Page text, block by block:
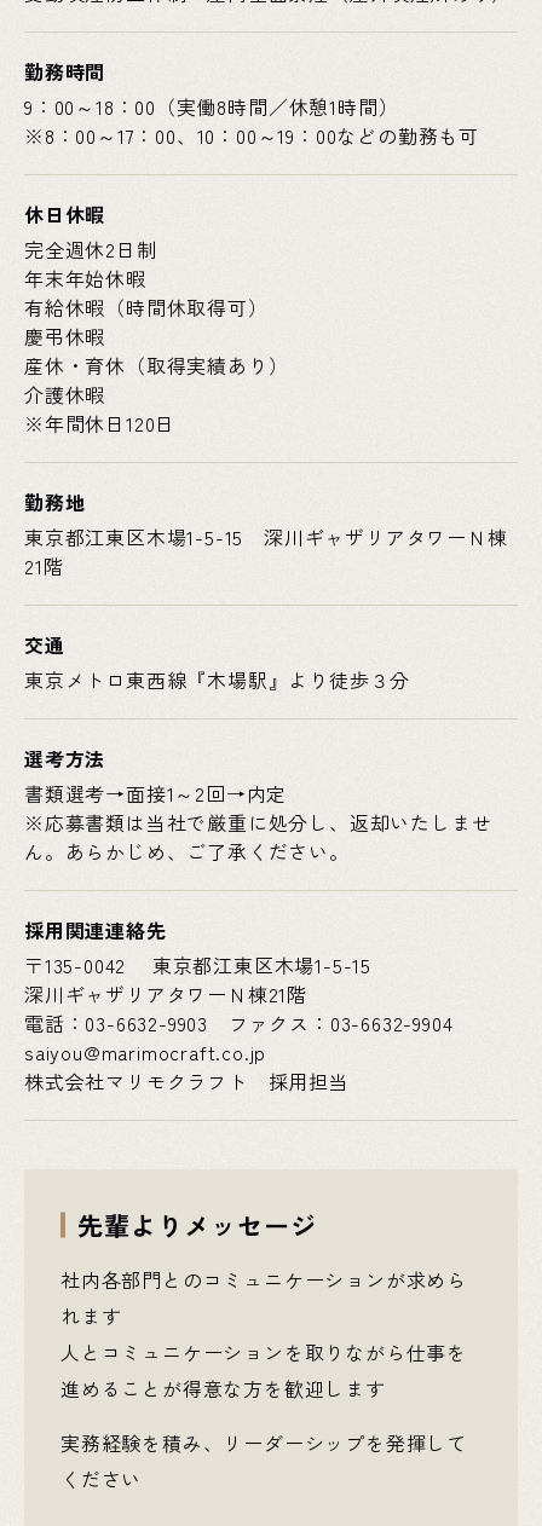
勤務時間
9：00～18：00（実働8時間／休憩1時間）
※8：00～17：00、10：00～19：00などの勤務も可
休日休暇
完全週休2日制
年末年始休暇
有給休暇（時間休取得可）
慶弔休暇
産休・育休（取得実績あり）
介護休暇
※年間休日120日
勤務地
東京都江東区木場1-5-15 深川ギャザリアタワーＮ棟
21階
交通
東京メトロ東西線『木場駅』より徒歩３分
選考方法
書類選考→面接1～2回→内定
※応募書類は当社で厳重に処分し、返却いたしませ
ん。あらかじめ、ご了承ください。
採用関連連絡先
〒135-0042 東京都江東区木場1-5-15
深川ギャザリアタワーＮ棟21階
電話：03-6632-9903 ファクス：03-6632-9904
saiyou@marimocraft.co.jp
株式会社マリモクラフト 採用担当
先輩よりメッセージ
社内各部門とのコミュニケーションが求めら
れます
人とコミュニケーションを取りながら仕事を
進めることが得意な方を歓迎します
実務経験を積み、リーダーシップを発揮して
ください